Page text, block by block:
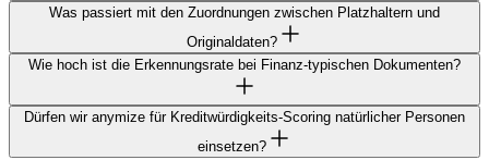
Was passiert mit den Zuordnungen zwischen Platzhaltern und
Originaldaten?
Wie hoch ist die Erkennungsrate bei Finanz-typischen Dokumenten?
Dürfen wir anymize für Kreditwürdigkeits-Scoring natürlicher Personen
einsetzen?